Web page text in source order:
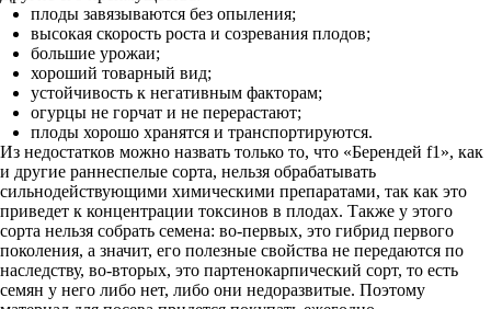
плоды завязываются без опыления;
высокая скорость роста и созревания плодов;
большие урожаи;
хороший товарный вид;
устойчивость к негативным факторам;
огурцы не горчат и не перерастают;
плоды хорошо хранятся и транспортируются.
Из недостатков можно назвать только то, что «Берендей f1», как
и другие раннеспелые сорта, нельзя обрабатывать
сильнодействующими химическими препаратами, так как это
приведет к концентрации токсинов в плодах. Также у этого
сорта нельзя собрать семена: во-первых, это гибрид первого
поколения, а значит, его полезные свойства не передаются по
наследству, во-вторых, это партенокарпический сорт, то есть
семян у него либо нет, либо они недоразвитые. Поэтому